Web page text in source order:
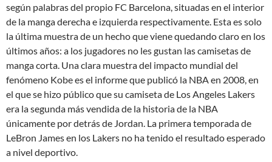
según palabras del propio FC Barcelona, situadas en el interior
de la manga derecha e izquierda respectivamente. Esta es solo
la última muestra de un hecho que viene quedando claro en los
últimos años: a los jugadores no les gustan las camisetas de
manga corta. Una clara muestra del impacto mundial del
fenómeno Kobe es el informe que publicó la NBA en 2008, en
el que se hizo público que su camiseta de Los Angeles Lakers
era la segunda más vendida de la historia de la NBA
únicamente por detrás de Jordan. La primera temporada de
LeBron James en los Lakers no ha tenido el resultado esperado
a nivel deportivo.